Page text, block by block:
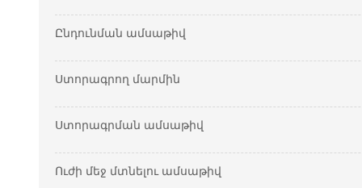
Ընդունման ամսաթիվ
Ստորագրող մարմին
Ստորագրման ամսաթիվ
Ուժի մեջ մտնելու ամսաթիվ